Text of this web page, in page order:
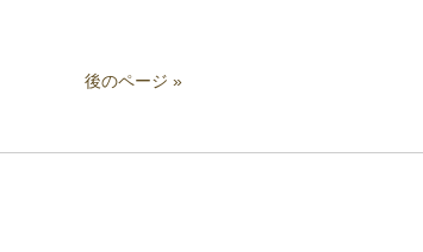
後のページ »